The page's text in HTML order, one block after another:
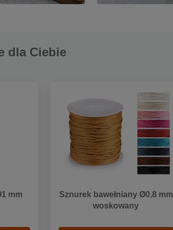
dla Ciebie
mm
Sznurek bawełniany Ø0,8 mm
woskowany